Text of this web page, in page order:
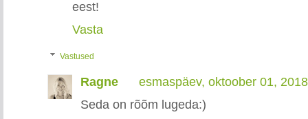
eest!
Vasta
Vastused
Ragne
esmaspäev, oktoober 01,
Seda on rõõm lugeda:)